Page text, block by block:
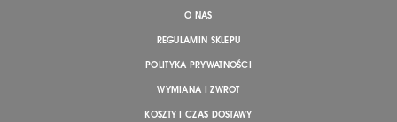
O NAS
REGULAMIN SKLEPU
POLITYKA PRYWATNOŚCI
WYMIANA I ZWROT
KOSZTY I CZAS DOSTAWY